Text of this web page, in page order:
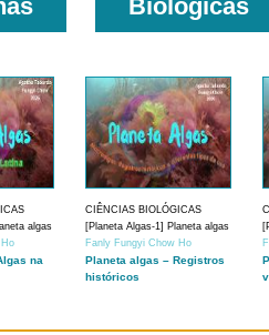
Biológicas
algas
na
CIÊNCIAS BIOLÓGICAS
[Planeta Algas-1] Planeta algas
Fanly Fungyi Chow Ho
Planeta algas – Registros
históricos